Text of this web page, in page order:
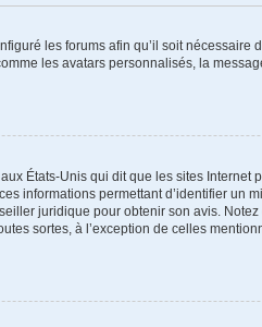
les forums afin qu’il soit
les avatars personnalisés, la
États-Unis qui dit que les sites Internet
informations permettant d’identifier un
juridique pour obtenir son avis.
sortes, à l’exception de celles